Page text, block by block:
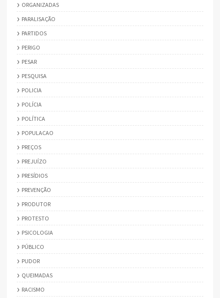
ORGANIZADAS
PARALISAÇÃO
PARTIDOS
PERIGO
PESAR
PESQUISA
POLICIA
POLÍCIA
POLÍTICA
POPULACAO
PREÇOS
PREJUÍZO
PRESÍDIOS
PREVENÇÃO
PRODUTOR
PROTESTO
PSICOLOGIA
PÚBLICO
PUDOR
QUEIMADAS
RACISMO